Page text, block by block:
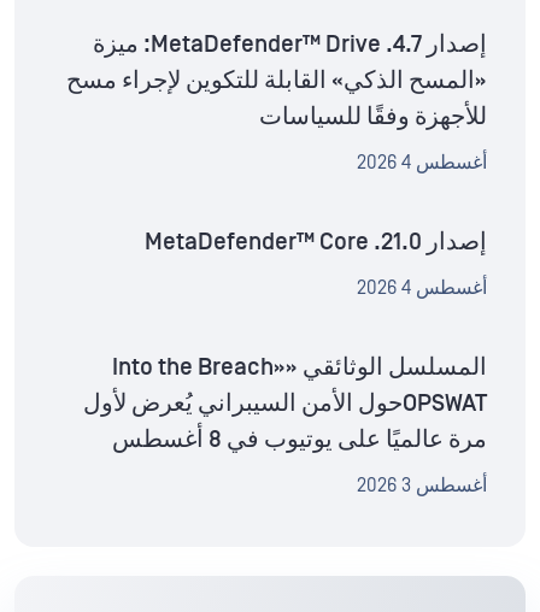
إصدار MetaDefender™ Drive .4.7: ميزة
«المسح الذكي» القابلة للتكوين لإجراء مسح
للأجهزة وفقًا للسياسات
أغسطس 4 2026
إصدار MetaDefender™ Core .21.0
أغسطس 4 2026
المسلسل الوثائقي «Into the Breach»
OPSWATحول الأمن السيبراني يُعرض لأول
مرة عالميًا على يوتيوب في 8 أغسطس
أغسطس 3 2026